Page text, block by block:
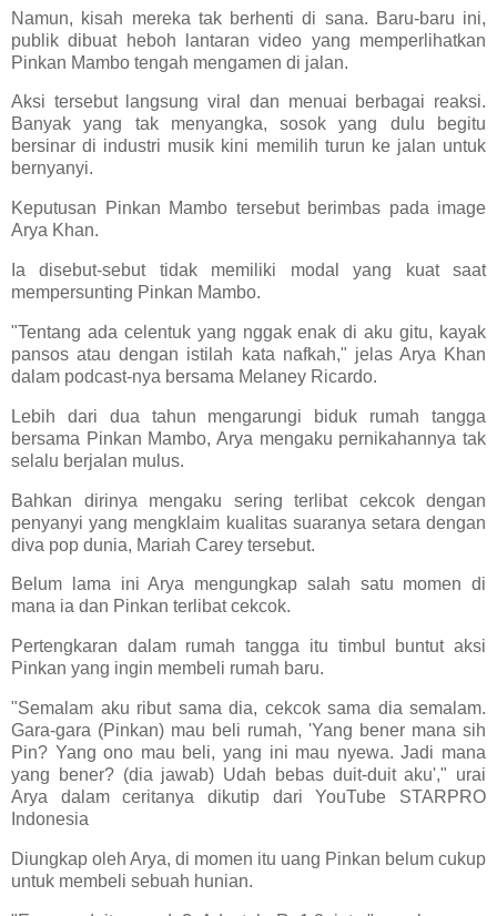
Namun, kisah mereka tak berhenti di sana. Baru-baru ini,
publik dibuat heboh lantaran video yang memperlihatkan
Pinkan Mambo tengah mengamen di jalan.
Aksi tersebut langsung viral dan menuai berbagai reaksi.
Banyak yang tak menyangka, sosok yang dulu begitu
bersinar di industri musik kini memilih turun ke jalan untuk
bernyanyi.
Keputusan Pinkan Mambo tersebut berimbas pada image
Arya Khan.
Ia disebut-sebut tidak memiliki modal yang kuat saat
mempersunting Pinkan Mambo.
"Tentang ada celentuk yang nggak enak di aku gitu, kayak
pansos atau dengan istilah kata nafkah," jelas Arya Khan
dalam podcast-nya bersama Melaney Ricardo.
Lebih dari dua tahun mengarungi biduk rumah tangga
bersama Pinkan Mambo, Arya mengaku pernikahannya tak
selalu berjalan mulus.
Bahkan dirinya mengaku sering terlibat cekcok dengan
penyanyi yang mengklaim kualitas suaranya setara dengan
diva pop dunia, Mariah Carey tersebut.
Belum lama ini Arya mengungkap salah satu momen di
mana ia dan Pinkan terlibat cekcok.
Pertengkaran dalam rumah tangga itu timbul buntut aksi
Pinkan yang ingin membeli rumah baru.
"Semalam aku ribut sama dia, cekcok sama dia semalam.
Gara-gara (Pinkan) mau beli rumah, 'Yang bener mana sih
Pin? Yang ono mau beli, yang ini mau nyewa. Jadi mana
yang bener? (dia jawab) Udah bebas duit-duit aku'," urai
Arya dalam ceritanya dikutip dari YouTube STARPRO
Indonesia
Diungkap oleh Arya, di momen itu uang Pinkan belum cukup
untuk membeli sebuah hunian.